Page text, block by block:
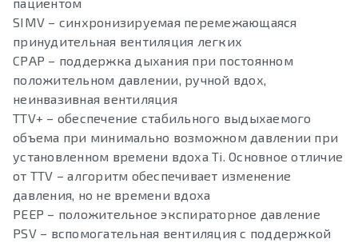
SIMV – синхронизируемая перемежающаяся
принудительная вентиляция легких
СРАР – поддержка дыхания при постоянном
положительном давлении, ручной вдох,
неинвазивная вентиляция
TTV+ – обеспечение стабильного выдыхаемого
объема при минимально возможном давлении при
установленном времени вдоха Ti. Основное отличие
от TTV – алгоритм обеспечивает изменение
давления, но не времени вдоха
РЕЕР – положительное экспираторное давление
PSV – вспомогательная вентиляция с поддержкой